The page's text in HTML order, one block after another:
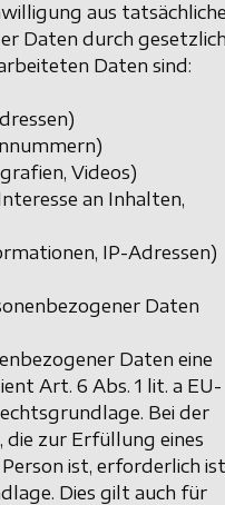
aus
Daten durch
Daten sind:
Videos)
an Inhalten,
IP-Adressen)
Daten
Daten eine
Art. 6 Abs. 1 lit. a EU-
Bei der
zur Erfüllung eines
ist, erforderlich
Dies gilt auch für